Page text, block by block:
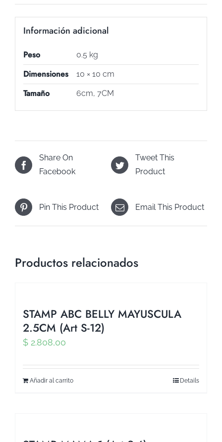
Información adicional
Peso 0.5 kg
Dimensiones 10 × 10 cm
Tamaño 6cm, 7CM
Share On
Facebook
Tweet This
Product
Pin This Product Email This Product
Productos relacionados
STAMP ABC BELLY MAYUSCULA
2.5CM (Art S-12)
$ 2.808,00
Añadir al carrito Details